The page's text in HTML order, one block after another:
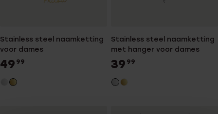
Stainless steel naamketting
voor dames
49 99
Stainless steel naamketting
met hanger voor dames
39 99